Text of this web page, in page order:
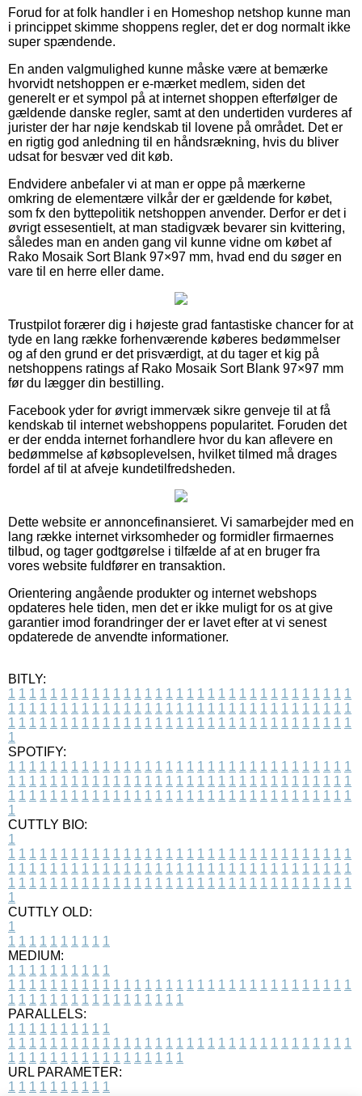
Forud for at folk handler i en Homeshop netshop kunne man
i princippet skimme shoppens regler, det er dog normalt ikke
super spændende.
En anden valgmulighed kunne måske være at bemærke
hvorvidt netshoppen er e-mærket medlem, siden det
generelt er et sympol på at internet shoppen efterfølger de
gældende danske regler, samt at den undertiden vurderes af
jurister der har nøje kendskab til lovene på området. Det er
en rigtig god anledning til en håndsrækning, hvis du bliver
udsat for besvær ved dit køb.
Endvidere anbefaler vi at man er oppe på mærkerne
omkring de elementære vilkår der er gældende for købet,
som fx den byttepolitik netshoppen anvender. Derfor er det i
øvrigt essesentielt, at man stadigvæk bevarer sin kvittering,
således man en anden gang vil kunne vidne om købet af
Rako Mosaik Sort Blank 97×97 mm, hvad end du søger en
vare til en herre eller dame.
Trustpilot forærer dig i højeste grad fantastiske chancer for at
tyde en lang række forhenværende køberes bedømmelser
og af den grund er det prisværdigt, at du tager et kig på
netshoppens ratings af Rako Mosaik Sort Blank 97×97 mm
før du lægger din bestilling.
Facebook yder for øvrigt immervæk sikre genveje til at få
kendskab til internet webshoppens popularitet. Foruden det
er der endda internet forhandlere hvor du kan aflevere en
bedømmelse af købsoplevelsen, hvilket tilmed må drages
fordel af til at afveje kundetilfredsheden.
Dette website er annoncefinansieret. Vi samarbejder med en
lang række internet virksomheder og formidler firmaernes
tilbud, og tager godtgørelse i tilfælde af at en bruger fra
vores website fuldfører en transaktion.
Orientering angående produkter og internet webshops
opdateres hele tiden, men det er ikke muligt for os at give
garantier imod forandringer der er lavet efter at vi senest
opdaterede de anvendte informationer.
BITLY:
1 1 1 1 1 1 1 1 1 1 1 1 1 1 1 1 1 1 1 1 1 1 1 1 1 1 1 1 1 1 1 1 1
1 1 1 1 1 1 1 1 1 1 1 1 1 1 1 1 1 1 1 1 1 1 1 1 1 1 1 1 1 1 1 1 1
1 1 1 1 1 1 1 1 1 1 1 1 1 1 1 1 1 1 1 1 1 1 1 1 1 1 1 1 1 1 1 1 1
1
SPOTIFY:
1 1 1 1 1 1 1 1 1 1 1 1 1 1 1 1 1 1 1 1 1 1 1 1 1 1 1 1 1 1 1 1 1
1 1 1 1 1 1 1 1 1 1 1 1 1 1 1 1 1 1 1 1 1 1 1 1 1 1 1 1 1 1 1 1 1
1 1 1 1 1 1 1 1 1 1 1 1 1 1 1 1 1 1 1 1 1 1 1 1 1 1 1 1 1 1 1 1 1
1
CUTTLY BIO:
1
1 1 1 1 1 1 1 1 1 1 1 1 1 1 1 1 1 1 1 1 1 1 1 1 1 1 1 1 1 1 1 1 1
1 1 1 1 1 1 1 1 1 1 1 1 1 1 1 1 1 1 1 1 1 1 1 1 1 1 1 1 1 1 1 1 1
1 1 1 1 1 1 1 1 1 1 1 1 1 1 1 1 1 1 1 1 1 1 1 1 1 1 1 1 1 1 1 1 1
1
CUTTLY OLD:
1
1 1 1 1 1 1 1 1 1 1
MEDIUM:
1 1 1 1 1 1 1 1 1 1
1 1 1 1 1 1 1 1 1 1 1 1 1 1 1 1 1 1 1 1 1 1 1 1 1 1 1 1 1 1 1 1 1
1 1 1 1 1 1 1 1 1 1 1 1 1 1 1 1 1
PARALLELS:
1 1 1 1 1 1 1 1 1 1
1 1 1 1 1 1 1 1 1 1 1 1 1 1 1 1 1 1 1 1 1 1 1 1 1 1 1 1 1 1 1 1 1
1 1 1 1 1 1 1 1 1 1 1 1 1 1 1 1 1
URL PARAMETER:
1 1 1 1 1 1 1 1 1 1